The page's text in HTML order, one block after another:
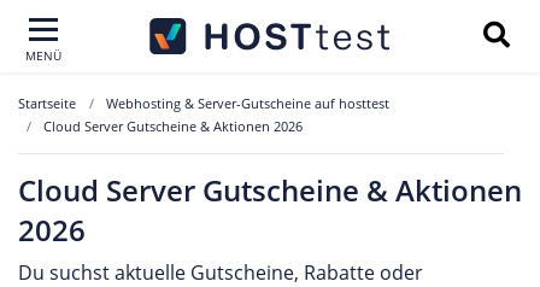
MENÜ
Startseite
Webhosting & Server-Gutscheine auf hosttest
Cloud Server Gutscheine & Aktionen 2026
Cloud Server Gutscheine & Aktionen
2026
Du suchst aktuelle Gutscheine, Rabatte oder